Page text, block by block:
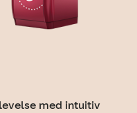
med intuitiv